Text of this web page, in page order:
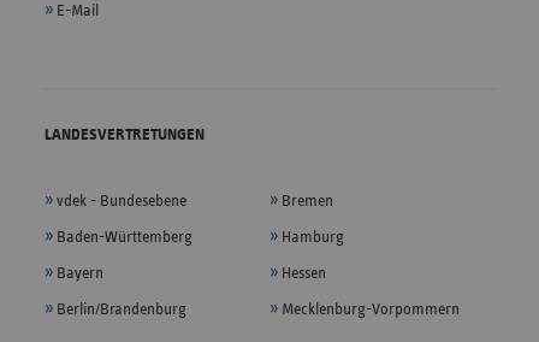
E-Mail
LANDESVERTRETUNGEN
vdek - Bundesebene
Baden-Württemberg
Bayern
Berlin/Brandenburg
Bremen
Hamburg
Hessen
Mecklenburg-Vorpommern